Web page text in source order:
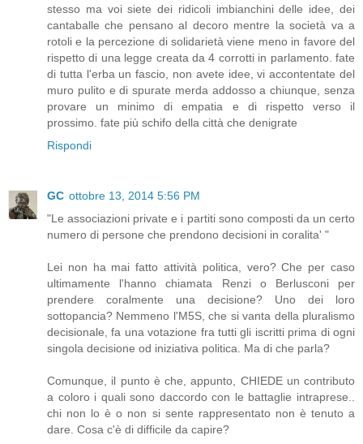
stesso ma voi siete dei ridicoli imbianchini delle idee, dei
cantaballe che pensano al decoro mentre la società va a
rotoli e la percezione di solidarietà viene meno in favore del
rispetto di una legge creata da 4 corrotti in parlamento. fate
di tutta l'erba un fascio, non avete idee, vi accontentate del
muro pulito e di spurate merda addosso a chiunque, senza
provare un minimo di empatia e di rispetto verso il
prossimo. fate più schifo della città che denigrate
Rispondi
GC ottobre 13, 2014 5:56 PM
"Le associazioni private e i partiti sono composti da un certo
numero di persone che prendono decisioni in coralita' "
Lei non ha mai fatto attività politica, vero? Che per caso
ultimamente l'hanno chiamata Renzi o Berlusconi per
prendere coralmente una decisione? Uno dei loro
sottopancia? Nemmeno l'M5S, che si vanta della pluralismo
decisionale, fa una votazione fra tutti gli iscritti prima di ogni
singola decisione od iniziativa politica. Ma di che parla?
Comunque, il punto è che, appunto, CHIEDE un contributo
a coloro i quali sono daccordo con le battaglie intraprese..
chi non lo è o non si sente rappresentato non è tenuto a
dare. Cosa c'è di difficile da capire?